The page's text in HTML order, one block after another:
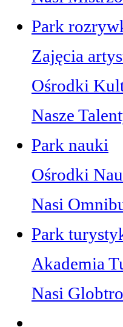
Park
Zajęcia
Ośrodki
Nasze
Park nauki
Ośrodki
Nasi
Park
Akademia
Nasi